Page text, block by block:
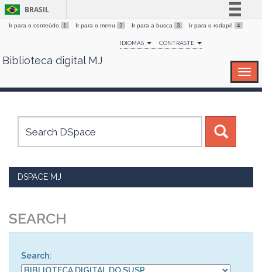
Skip
BRASIL
Simplifique!
Comunica BR
Canais
Ir para o conteúdo 1 Ir para o menu 2 Ir para a busca 3 Ir para o rodapé 4
IDIOMAS CONTRASTE
Biblioteca digital MJ
DSPACE MJ
SEARCH
Search: